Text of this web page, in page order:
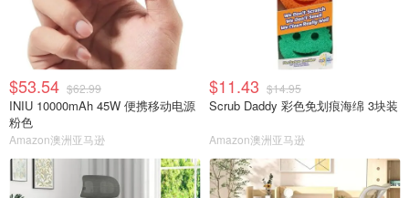
$53.54 $62.99
INIU 10000mAh 45W 便携移动电源
粉色
Amazon澳洲亚马逊
$11.43 $14.95
Scrub Daddy 彩色免划痕海绵 3块装
Amazon澳洲亚马逊